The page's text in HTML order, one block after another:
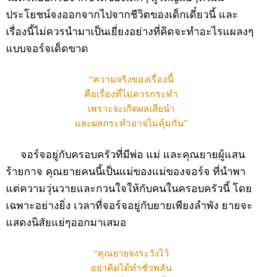
ประโยชน์จงออกจากไปจากชีวิตของเด็กเดี๋ยวนี้ และ
เรื่องนี้ไม่ควรนำมาเป็นเยี่ยงอย่างที่คิดจะทำอะไรแผลงๆ
แบบจอร์จเด็ดขาด
“ความจริงของเรื่องนี้
คือเรื่องที่ไม่ควรกระทำ
เพราะจะเกิดผลเสียนำ
และผลกระทำอาจไม่คุ้มกัน”
จอร์จอยู่กับครอบครัวที่มีพ่อ แม่ และคุณยายผู้แสน
ร้ายกาจ คุณยายคนนี้เป็นแม่ของแม่ของจอร์จ ที่นำพา
แต่ความวุ่นวายและกวนใจให้กับคนในครอบครัวนี้ โดย
เฉพาะอย่างยิ่ง เวลาที่จอร์จอยู่กับยายเพียงลำพัง ยายจะ
แสดงนิสัยแย่ๆออกมาเสมอ
“คุณยายจงระวังไว้
อย่าคิดได้ทำชั่วพลัน